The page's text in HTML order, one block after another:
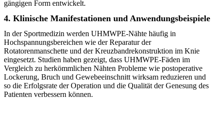
gängigen Form entwickelt.
4. Klinische Manifestationen und Anwendungsbeispiele
In der Sportmedizin werden UHMWPE-Nähte häufig in
Hochspannungsbereichen wie der Reparatur der
Rotatorenmanschette und der Kreuzbandrekonstruktion im Knie
eingesetzt. Studien haben gezeigt, dass UHMWPE-Fäden im
Vergleich zu herkömmlichen Nähten Probleme wie postoperative
Lockerung, Bruch und Gewebeeinschnitt wirksam reduzieren und
so die Erfolgsrate der Operation und die Qualität der Genesung des
Patienten verbessern können.